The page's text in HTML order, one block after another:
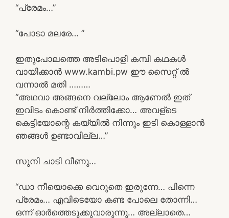
“പ്രേമം…”
“പോടാ മലരേ… ”
ഇതുപോലത്തെ അടിപൊളി കമ്പി കഥകൾ
വായിക്കാൻ www.kambi.pw ഈ സൈറ്റ് ൽ
വന്നാൽ മതി ………
“അഥവാ അങ്ങനെ വല്ലോം ആണേൽ ഇത്‌
ഇവിടം കൊണ്ട് നിർത്തിക്കോ… അവള്ടെ
കെട്ടിയോന്റെ കയ്യിൽ നിന്നും ഇടി കൊള്ളാൻ
ഞങ്ങൾ ഉണ്ടാവില്ല…”
സുനി ചാടി വീണു…
“ഡാ നീയൊക്കെ വെറുതെ ഇരുന്നേ… പിന്നെ
പ്രേമം… എവിടെയോ കണ്ട പോലെ തോന്നി…
ഒന്ന് ഓർത്തെടുക്കുവാരുന്നു… അല്ലാതെ…